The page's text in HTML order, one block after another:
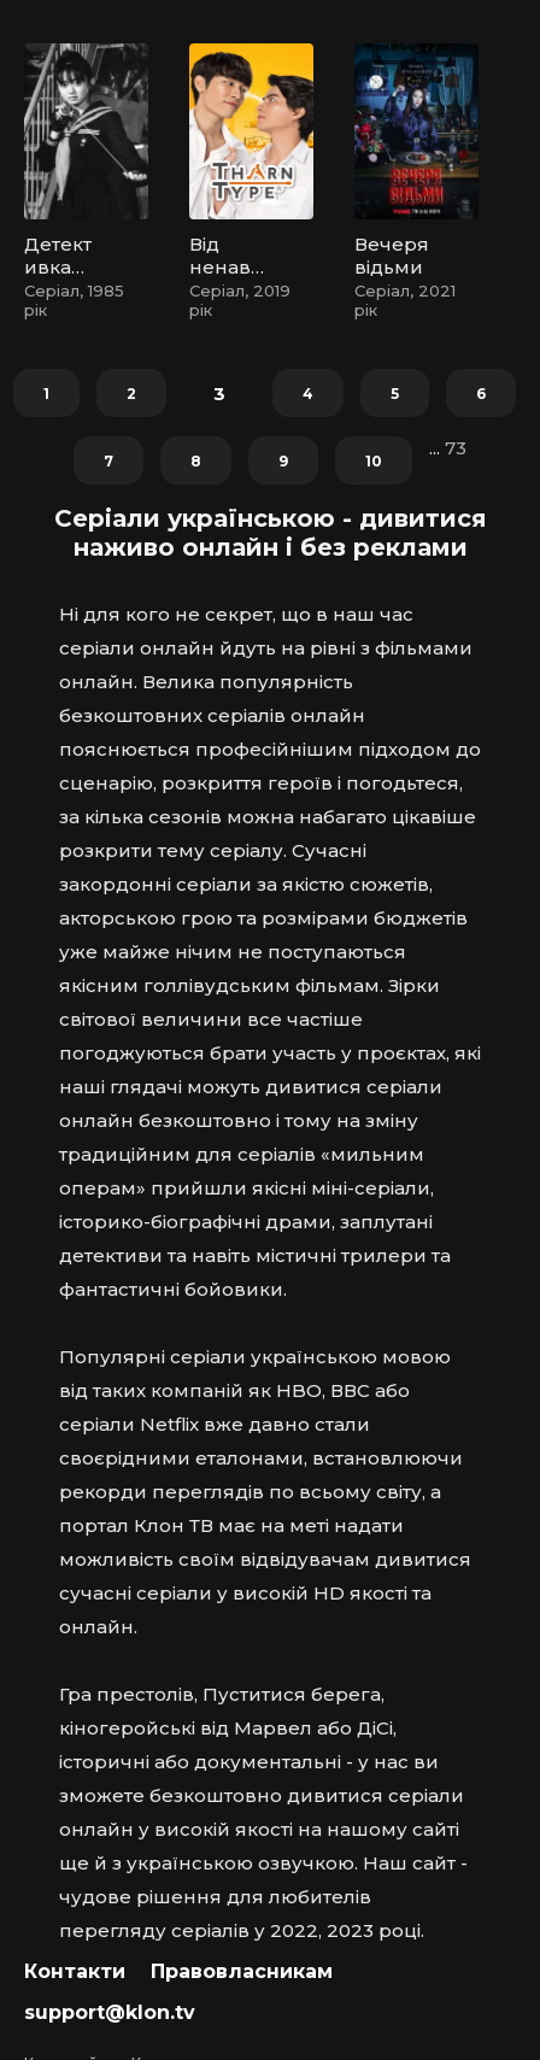
Відкри
ваючи
нові
світи з
Ван Їбо
Детект
ивка
хуліган
ка
Серіал, 1985
рік
Від
ненави
сті до
коханн
Серіал, 2019
рік
Вечеря
відьми
Серіал, 2021
рік
1 2 3 4 5 6
7 8 9 10
... 73
Серіали українською - дивитися
наживо онлайн і без реклами
Ні для кого не секрет, що в наш час
серіали онлайн йдуть на рівні з фільмами
онлайн. Велика популярність
безкоштовних серіалів онлайн
пояснюється професійнішим підходом до
сценарію, розкриття героїв і погодьтеся,
за кілька сезонів можна набагато цікавіше
розкрити тему серіалу. Сучасні
закордонні серіали за якістю сюжетів,
акторською грою та розмірами бюджетів
уже майже нічим не поступаються
якісним голлівудським фільмам. Зірки
світової величини все частіше
погоджуються брати участь у проєктах, які
наші глядачі можуть дивитися серіали
онлайн безкоштовно і тому на зміну
традиційним для серіалів «мильним
операм» прийшли якісні міні-серіали,
історико-біографічні драми, заплутані
детективи та навіть містичні трилери та
фантастичні бойовики.
Популярні серіали українською мовою
від таких компаній як HBO, ВВС або
серіали Netflix вже давно стали
своєрідними еталонами, встановлюючи
рекорди переглядів по всьому світу, а
портал Клон ТВ має на меті надати
можливість своїм відвідувачам дивитися
сучасні серіали у високій HD якості та
онлайн.
Гра престолів, Пуститися берега,
кіногеройські від Марвел або ДіСі,
історичні або документальні - у нас ви
зможете безкоштовно дивитися серіали
онлайн у високій якості на нашому сайті
ще й з українською озвучкою. Наш сайт -
чудове рішення для любителів
перегляду серіалів у 2022, 2023 році.
Контакти
Правовласникам
support@klon.tv